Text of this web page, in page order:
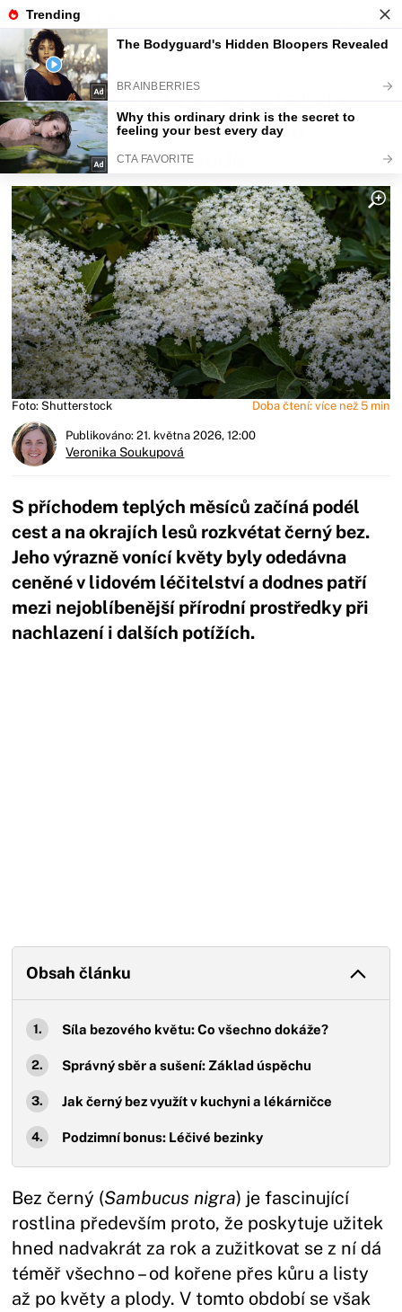
Fajntip.cz Magazín
Nejléčivější bylina na světě byla
vyhlášena. Právě teď začíná
rozkvétat úplně všude
Foto: Shutterstock Doba čtení: více než 5 min
Publikováno: 21. května 2026, 12:00
Veronika Soukupová
S příchodem teplých měsíců začíná podél
cest a na okrajích lesů rozkvétat černý bez.
Jeho výrazně vonící květy byly odedávna
ceněné v lidovém léčitelství a dodnes patří
mezi nejoblíbenější přírodní prostředky při
nachlazení i dalších potížích.
Obsah článku
Síla bezového květu: Co všechno dokáže?
Správný sběr a sušení: Základ úspěchu
Jak černý bez využít v kuchyni a lékárničce
Podzimní bonus: Léčivé bezinky
Bez černý (Sambucus nigra) je fascinující
rostlina především proto, že poskytuje užitek
hned nadvakrát za rok a zužitkovat se z ní dá
téměř všechno – od kořene přes kůru a listy
až po květy a plody. V tomto období se však